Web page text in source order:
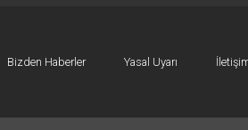
Bizden Haberler Yasal Uyarı